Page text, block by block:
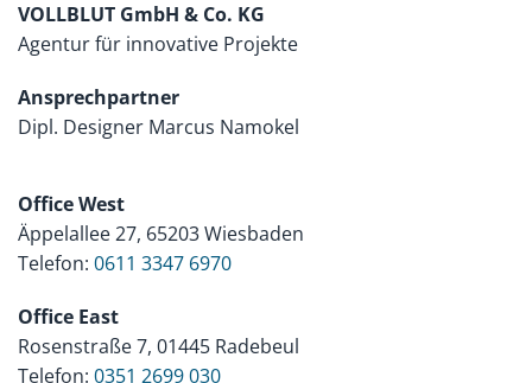
VOLLBLUT GmbH & Co. KG
Agentur für innovative Projekte
Ansprechpartner
Dipl. Designer Marcus Namokel
Office West
Äppelallee 27, 65203 Wiesbaden
Telefon: 0611 3347 6970
Office East
Rosenstraße 7, 01445 Radebeul
Telefon: 0351 2699 030